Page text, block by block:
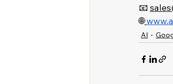
📧
🌐
AI